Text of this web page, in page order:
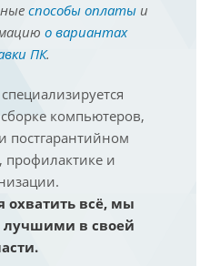
способы оплатыи
о вариантах
ПК.
компьютеров,
постгарантийном
и
охватить всё, мы
лучшими в своей